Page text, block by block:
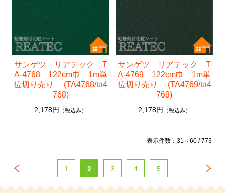
サンゲツ リアテック T
A-4768 122cm巾 1m単
位切り売り (TA4768/ta4
768)
2,178円 （税込み）
サンゲツ リアテック T
A-4769 122cm巾 1m単
位切り売り (TA4769/ta4
769)
2,178円 （税込み）
表示件数：31～60 / 773
1 2 3 4 5